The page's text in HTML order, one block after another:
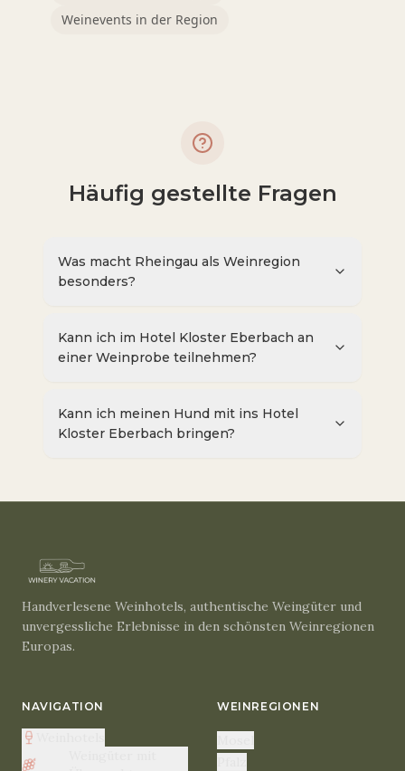
Weinevents in der Region
Häufig gestellte Fragen
Was macht Rheingau als Weinregion
besonders?
Kann ich im Hotel Kloster Eberbach an
einer Weinprobe teilnehmen?
Kann ich meinen Hund mit ins Hotel
Kloster Eberbach bringen?
Handverlesene Weinhotels, authentische Weingüter und
unvergessliche Erlebnisse in den schönsten Weinregionen
Europas.
NAVIGATION WEINREGIONEN